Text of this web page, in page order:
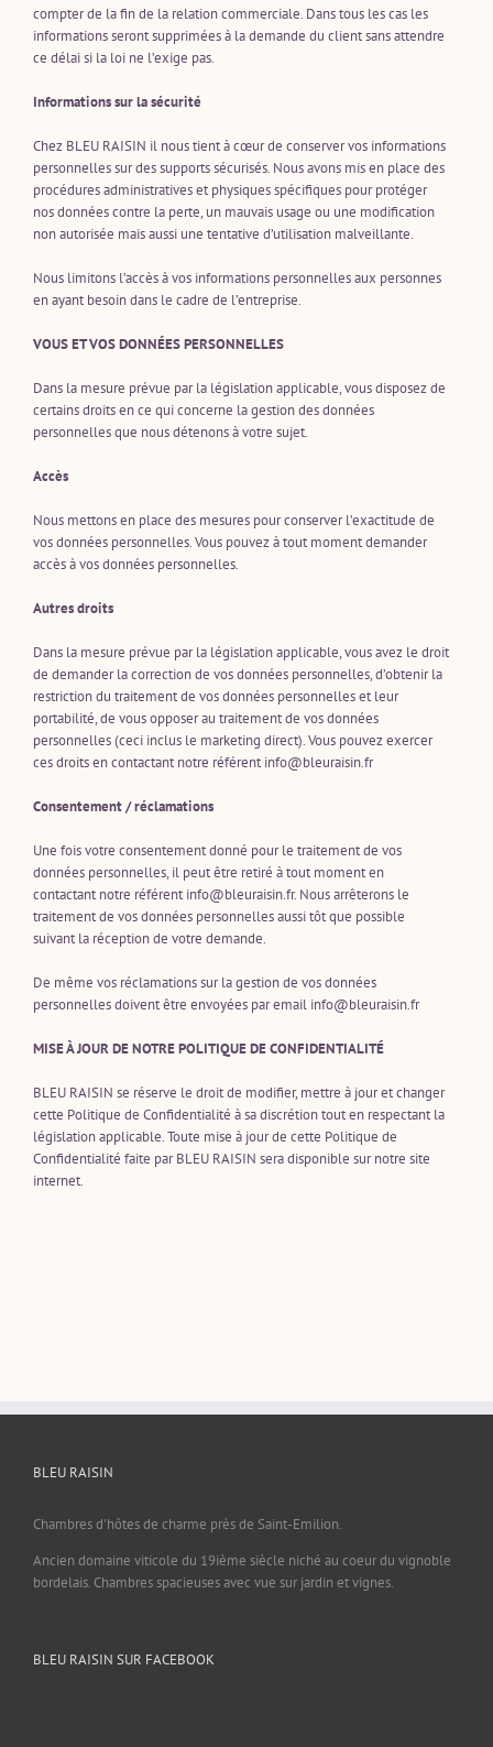
compter de la fin de la relation commerciale. Dans tous les cas les
informations seront supprimées à la demande du client sans attendre
ce délai si la loi ne l’exige pas.
Informations sur la sécurité
Chez BLEU RAISIN il nous tient à cœur de conserver vos informations
personnelles sur des supports sécurisés. Nous avons mis en place des
procédures administratives et physiques spécifiques pour protéger
nos données contre la perte, un mauvais usage ou une modification
non autorisée mais aussi une tentative d’utilisation malveillante.
Nous limitons l’accès à vos informations personnelles aux personnes
en ayant besoin dans le cadre de l’entreprise.
VOUS ET VOS DONNÉES PERSONNELLES
Dans la mesure prévue par la législation applicable, vous disposez de
certains droits en ce qui concerne la gestion des données
personnelles que nous détenons à votre sujet.
Accès
Nous mettons en place des mesures pour conserver l’exactitude de
vos données personnelles. Vous pouvez à tout moment demander
accès à vos données personnelles.
Autres droits
Dans la mesure prévue par la législation applicable, vous avez le droit
de demander la correction de vos données personnelles, d’obtenir la
restriction du traitement de vos données personnelles et leur
portabilité, de vous opposer au traitement de vos données
personnelles (ceci inclus le marketing direct). Vous pouvez exercer
ces droits en contactant notre référent info@bleuraisin.fr
Consentement / réclamations
Une fois votre consentement donné pour le traitement de vos
données personnelles, il peut être retiré à tout moment en
contactant notre référent info@bleuraisin.fr. Nous arrêterons le
traitement de vos données personnelles aussi tôt que possible
suivant la réception de votre demande.
De même vos réclamations sur la gestion de vos données
personnelles doivent être envoyées par email info@bleuraisin.fr
MISE À JOUR DE NOTRE POLITIQUE DE CONFIDENTIALITÉ
BLEU RAISIN se réserve le droit de modifier, mettre à jour et changer
cette Politique de Confidentialité à sa discrétion tout en respectant la
législation applicable. Toute mise à jour de cette Politique de
Confidentialité faite par BLEU RAISIN sera disponible sur notre site
internet.
BLEU RAISIN
Chambres d'hôtes de charme près de Saint-Emilion.
Ancien domaine viticole du 19ième siècle niché au coeur du vignoble
bordelais. Chambres spacieuses avec vue sur jardin et vignes.
BLEU RAISIN SUR FACEBOOK